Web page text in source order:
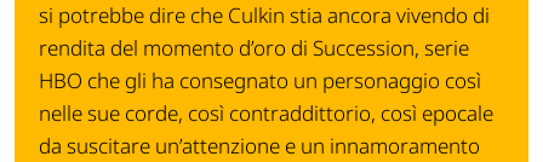
si potrebbe dire che Culkin stia ancora vivendo di
rendita del momento d’oro di Succession, serie
HBO che gli ha consegnato un personaggio così
nelle sue corde, così contraddittorio, così epocale
da suscitare un’attenzione e un innamoramento